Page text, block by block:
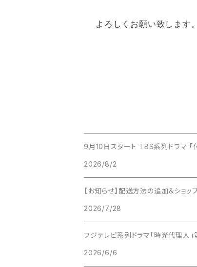
よろしくお願い致します。
9月10日スタート TBS系列ドラマ 「
2026/8/2
【お知らせ】配送方法の追加＆ショ
2026/7/28
フジテレビ系列ドラマ「時光代理人
2026/6/6